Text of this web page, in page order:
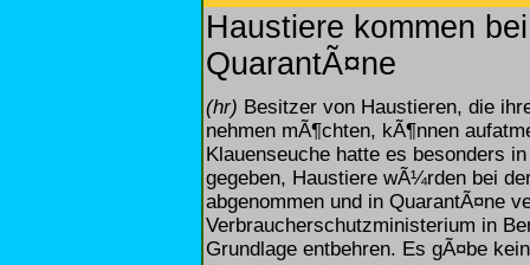
Haustiere kommen
QuarantÃ¤ne
(hr) Besitzer von Haustieren, die
nehmen mÃ¶chten, kÃ¶nnen
Klauenseuche hatte es besonders
gegeben, Haustiere wÃ¼rden bei
abgenommen und in QuarantÃ¤ne
Verbraucherschutzministerium in
Grundlage entbehren. Es gÃ¤be